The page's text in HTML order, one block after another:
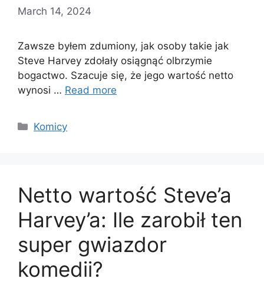
March 14, 2024
Zawsze byłem zdumiony, jak osoby takie jak
Steve Harvey zdołały osiągnąć olbrzymie
bogactwo. Szacuje się, że jego wartość netto
wynosi … Read more
Categories
Komicy
Netto wartość Steve’a
Harvey’a: Ile zarobił ten
super gwiazdor
komedii?